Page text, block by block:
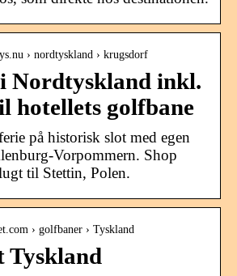
› nordtyskland › krugsdorf
Nordtyskland inkl.
hotellets golfbane
på historisk slot med egen
Vorpommern. Shop
til Stettin, Polen.
› golfbaner › Tyskland
Tyskland